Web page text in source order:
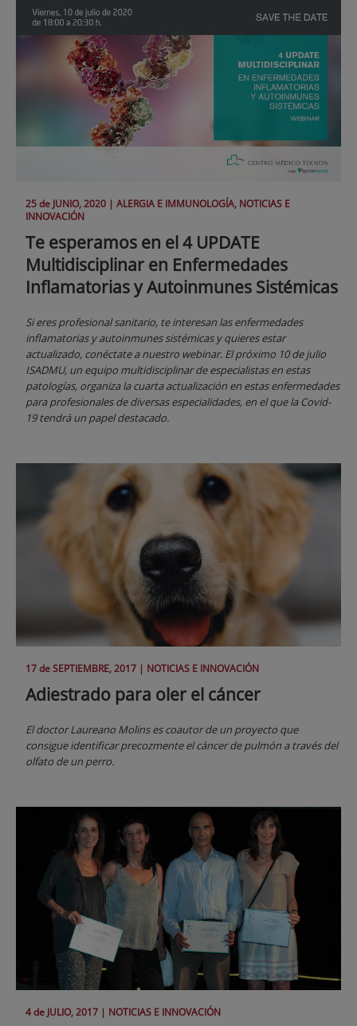
25 de JUNIO, 2020 | ALERGIA E IMMUNOLOGÍA, NOTICIAS E
INNOVACIÓN
Te esperamos en el 4 UPDATE
Multidisciplinar en Enfermedades
Inflamatorias y Autoinmunes Sistémicas
Si eres profesional sanitario, te interesan las enfermedades
inflamatorias y autoinmunes sistémicas y quieres estar
actualizado, conéctate a nuestro webinar. El próximo 10 de julio
ISADMU, un equipo multidisciplinar de especialistas en estas
patologías, organiza la cuarta actualización en estas enfermedades
para profesionales de diversas especialidades, en el que la Covid-
19 tendrá un papel destacado.
17 deSEPTIEMBRE, 2017 | NOTICIAS E INNOVACIÓN
Adiestrado para oler el cáncer
El doctor Laureano Molins es coautor de un proyecto que
consigue identificar precozmente el cáncer de pulmón a través del
olfato de un perro.
4 de JULIO, 2017 | NOTICIAS E INNOVACIÓN